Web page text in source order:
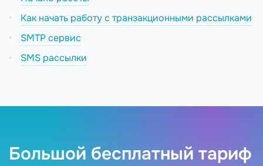
Как начать работу с транзакционными рассылками
SMTP сервис
SMS рассылки
Большой бесплатный тариф